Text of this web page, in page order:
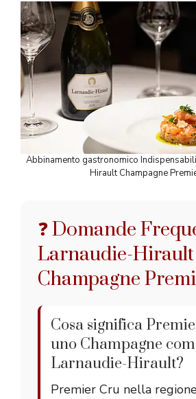
Abbinamento gastronomico
Hirault Champagne
❓ Domande
Larnaudie-Hirault
Champagne
Cosa significa
uno Champagne
Larnaudie-Hirault?
Premier Cru nella